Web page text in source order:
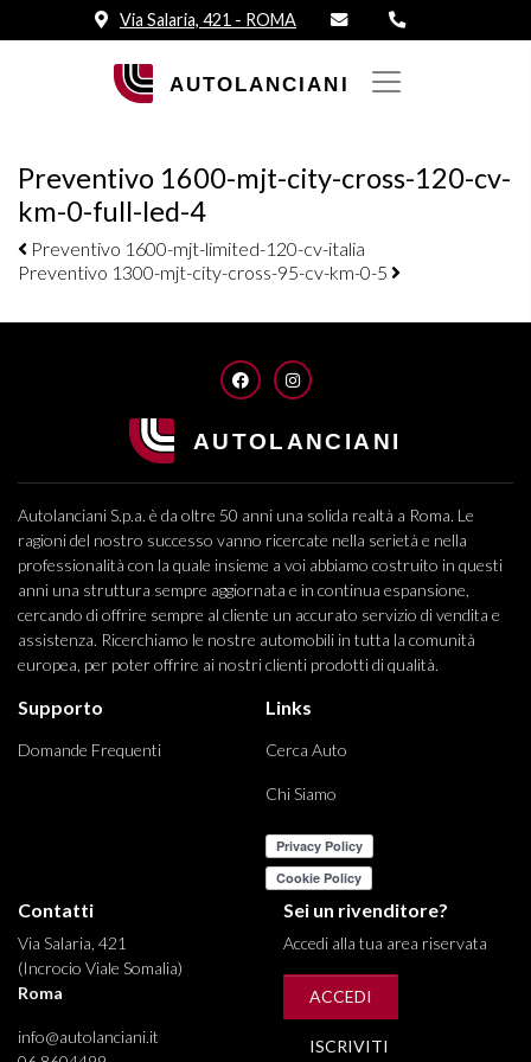
Via Salaria, 421 - ROMA
Preventivo 1600-mjt-city-cross-120-cv-
km-0-full-led-4
Navigazione elementi
Preventivo 1600-mjt-limited-120-cv-italia
Preventivo 1300-mjt-city-cross-95-cv-km-0-5
FACEBOOKINSTAGRAM
Autolanciani S.p.a. è da oltre 50 anni una solida realtà a Roma. Le
ragioni del nostro successo vanno ricercate nella serietà e nella
professionalità con la quale insieme a voi abbiamo costruito in questi
anni una struttura sempre aggiornata e in continua espansione,
cercando di offrire sempre al cliente un accurato servizio di vendita e
assistenza. Ricerchiamo le nostre automobili in tutta la comunità
europea, per poter offrire ai nostri clienti prodotti di qualità.
Supporto
Domande Frequenti
Links
Cerca Auto
Chi Siamo
Contatti
Via Salaria, 421
(Incrocio Viale Somalia)
Roma
info@autolanciani.it
Sei un rivenditore?
Accedi alla tua area riservata
ACCEDI
ISCRIVITI